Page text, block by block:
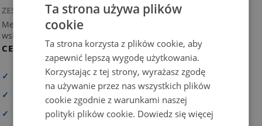
ZESTAW MONTAŻOWY:
Mechanizm kwarcowy z praktycznym zawieszeniem + 3
wskazówki (instrukcja montażu w zestawie).
CECHY PRODUKTU
✓
Wysoka rozdzielczość druku
✓
Zadrukowana cała powierzchnia
✓
Materiał wysokiej jakości
Ta strona używa plików
cookie
Ta strona korzysta z plików cookie, aby
zapewnić lepszą wygodę użytkowania.
Korzystając z tej strony, wyrażasz zgodę
na używanie przez nas wszystkich plików
cookie zgodnie z warunkami naszej
polityki plików cookie. Dowiedz się więcej